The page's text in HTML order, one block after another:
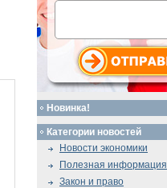
Новинка!
Категории новостей
Новости экономики
Полезная информация
Закон и право